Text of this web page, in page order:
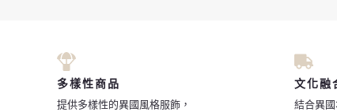
多樣性商品
提供多樣性的異國風格服飾，
文化融
結合異國